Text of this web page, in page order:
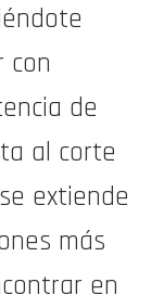
con
de
al corte
extiende
más
en